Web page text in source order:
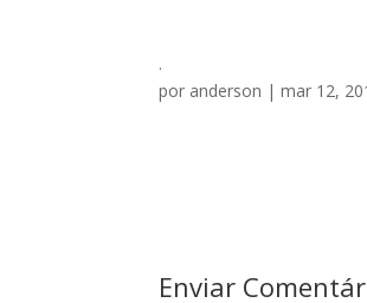
.
por anderson |mar 12,
Enviar